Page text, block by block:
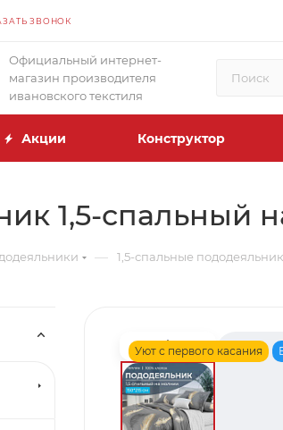
ЗВОНОК
Официальный интернет-
магазин производителя
ивановского текстиля
Акции Конструктор
1,5-спальный
— 1,5-спальные
Уют с первого касания